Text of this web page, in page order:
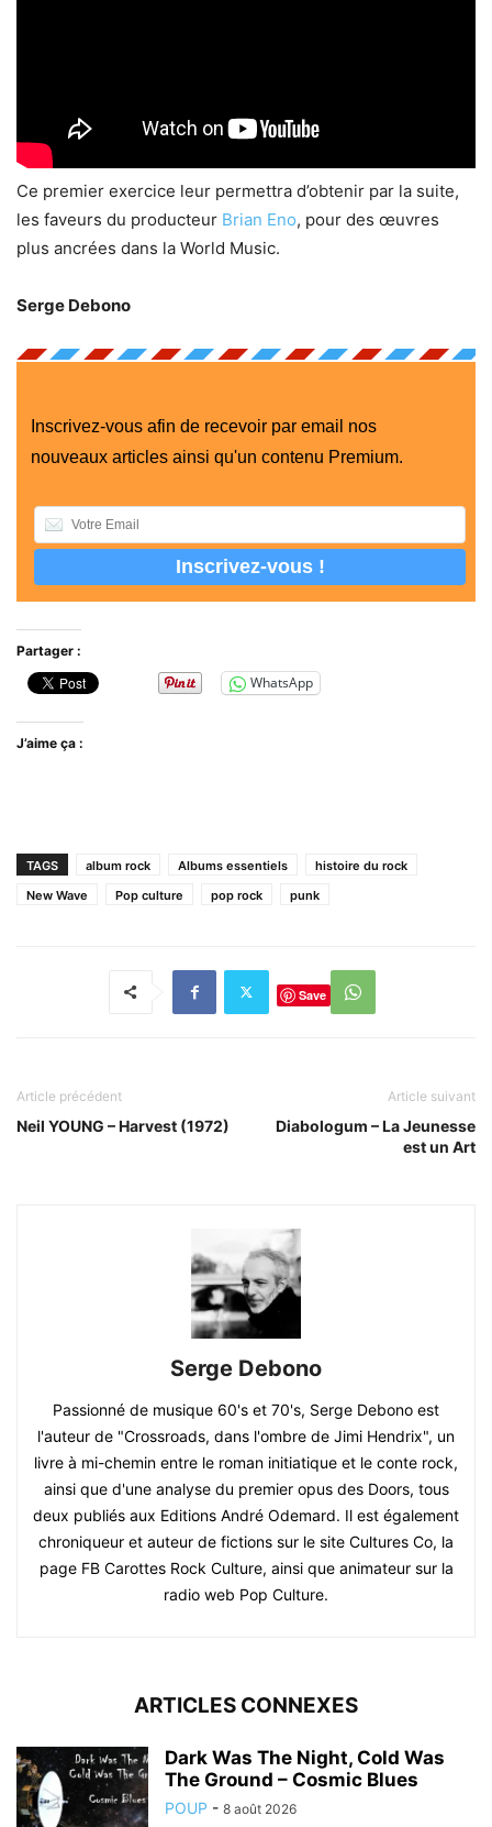
Ce premier exercice leur permettra d’obtenir par la suite,
les faveurs du producteur Brian Eno, pour des œuvres
plus ancrées dans la World Music.
Serge Debono
Inscrivez-vous afin de recevoir par email nos
nouveaux articles ainsi qu'un contenu Premium.
Partager :
WhatsApp
J’aime ça :
TAGS album rock Albums essentiels
histoire du rock
New Wave
Pop culture pop rock punk
Save
Article précédent
Neil YOUNG – Harvest (1972)
Article suivant
Diabologum – La Jeunesse
est un Art
Serge Debono
Passionné de musique 60's et 70's, Serge Debono est
l'auteur de "Crossroads, dans l'ombre de Jimi Hendrix", un
livre à mi-chemin entre le roman initiatique et le conte rock,
ainsi que d'une analyse du premier opus des Doors, tous
deux publiés aux Editions André Odemard. Il est également
chroniqueur et auteur de fictions sur le site Cultures Co, la
page FB Carottes Rock Culture, ainsi que animateur sur la
radio web Pop Culture.
ARTICLES CONNEXES
Dark Was The Night, Cold Was
The Ground – Cosmic Blues
POUP - 8 août 2026